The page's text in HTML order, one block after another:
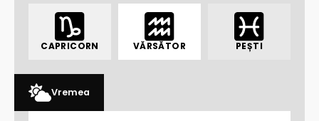
CAPRICORN VĂRSĂTOR PEȘTI
Vremea